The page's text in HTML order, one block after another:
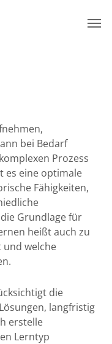
bei Bedarf
Prozess
es eine optimale
Fähigkeiten,
Grundlage für
heißt auch zu
und welche
die
langfristig
erstelle
Lerntyp